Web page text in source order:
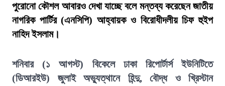
পুরোনো কৌশল আবারও দেখা যাচ্ছে বলে মন্তব্য করেছেন জাতীয়
নাগরিক পার্টির (এনসিপি) আহ্বায়ক ও বিরোধীদলীয় চিফ হুইপ
নাহিদ ইসলাম।
শনিবার (১ আগস্ট) বিকেলে ঢাকা রিপোর্টার্স ইউনিটিতে
(ডিআরইউ) জুলাই অভ্যুত্থানে হিন্দু, বৌদ্ধ ও খ্রিস্টান